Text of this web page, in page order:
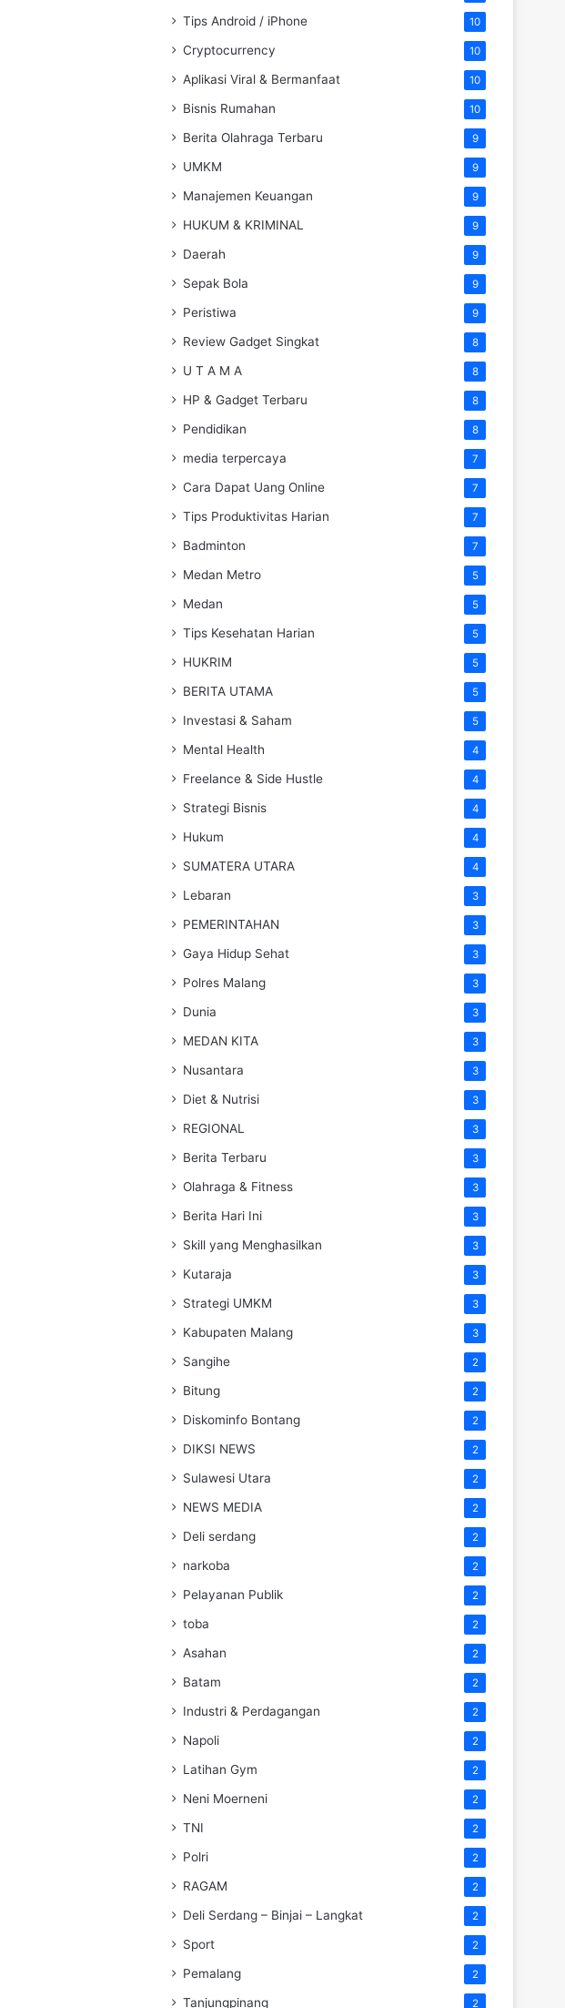
Tips Android / iPhone 10
Cryptocurrency 10
Aplikasi Viral & Bermanfaat 10
Bisnis Rumahan 10
Berita Olahraga Terbaru 9
UMKM 9
Manajemen Keuangan 9
HUKUM & KRIMINAL 9
Daerah 9
Sepak Bola 9
Peristiwa 9
Review Gadget Singkat 8
U T A M A 8
HP & Gadget Terbaru 8
Pendidikan 8
media terpercaya 7
Cara Dapat Uang Online 7
Tips Produktivitas Harian 7
Badminton 7
Medan Metro 5
Medan 5
Tips Kesehatan Harian 5
HUKRIM 5
BERITA UTAMA 5
Investasi & Saham 5
Mental Health 4
Freelance & Side Hustle 4
Strategi Bisnis 4
Hukum 4
SUMATERA UTARA 4
Lebaran 3
PEMERINTAHAN 3
Gaya Hidup Sehat 3
Polres Malang 3
Dunia 3
MEDAN KITA 3
Nusantara 3
Diet & Nutrisi 3
REGIONAL 3
Berita Terbaru 3
Olahraga & Fitness 3
Berita Hari Ini 3
Skill yang Menghasilkan 3
Kutaraja 3
Strategi UMKM 3
Kabupaten Malang 3
Sangihe 2
Bitung 2
Diskominfo Bontang 2
DIKSI NEWS 2
Sulawesi Utara 2
NEWS MEDIA 2
Deli serdang 2
narkoba 2
Pelayanan Publik 2
toba 2
Asahan 2
Batam 2
Industri & Perdagangan 2
Napoli 2
Latihan Gym 2
Neni Moerneni 2
TNI 2
Polri 2
RAGAM 2
Deli Serdang – Binjai – Langkat 2
Sport 2
Pemalang 2
Tanjungpinang 2